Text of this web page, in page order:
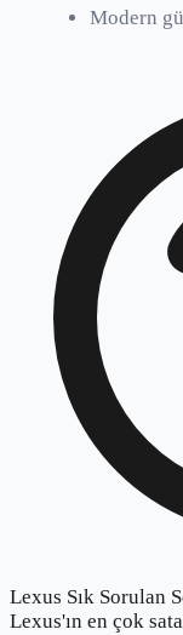
Modern
Lexus Sık Sorulan
Lexus'ın en çok